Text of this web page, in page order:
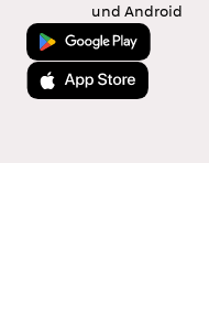
und Android
Jetzt bei Google Play
Laden im App Store